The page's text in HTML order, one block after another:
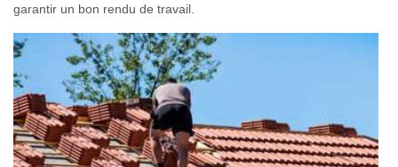
garantir un bon rendu de travail.